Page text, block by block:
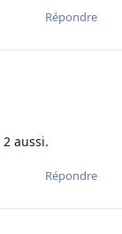
Répondre
aussi.
Répondre